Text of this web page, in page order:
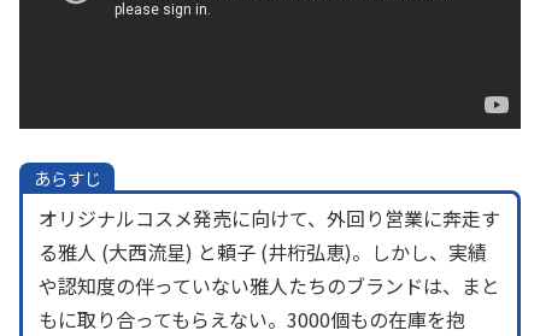
あらすじ
オリジナルコスメ発売に向けて、外回り営業に奔走す
る雅人 (大西流星) と頼子 (井桁弘恵)。しかし、実績
や認知度の伴っていない雅人たちのブランドは、まと
もに取り合ってもらえない。3000個もの在庫を抱